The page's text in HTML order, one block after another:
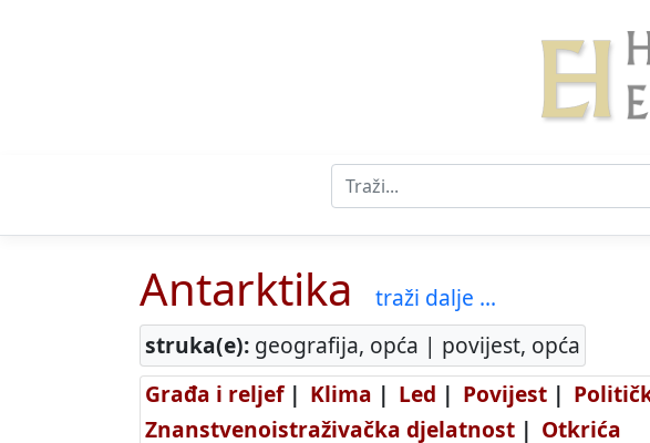
Antarktika
traži dalje ...
struka(e): geografija, opća | povijest, opća
Građa i reljef| Klima | Led | Povijest |
Znanstvenoistraživačka djelatnost | Otkrića